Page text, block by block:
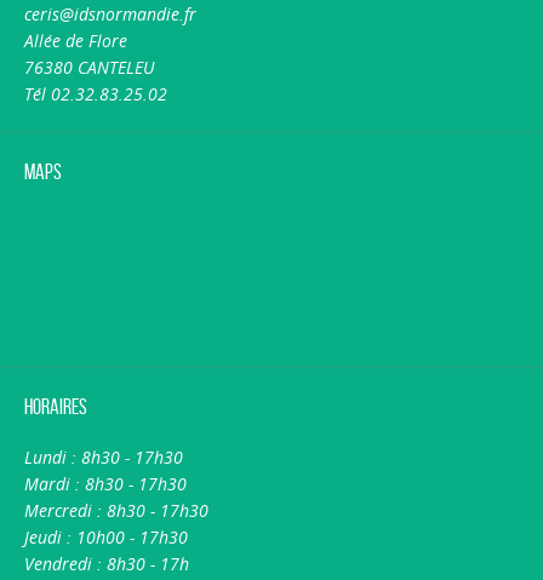
ceris@idsnormandie.fr
Allée de Flore
76380 CANTELEU
Tél 02.32.83.25.02
Maps
Horaires
Lundi : 8h30 - 17h30
Mardi : 8h30 - 17h30
Mercredi : 8h30 - 17h30
Jeudi : 10h00 - 17h30
Vendredi : 8h30 - 17h